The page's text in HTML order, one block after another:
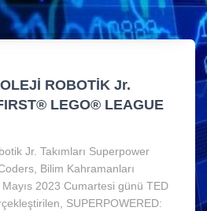
ROBOTİK Jr.
LEGO® LEAGUE
Jr. Takımları Superpower
Bilim Kahramanları
2023 Cumartesi günü TED
SUPERPOWERED: